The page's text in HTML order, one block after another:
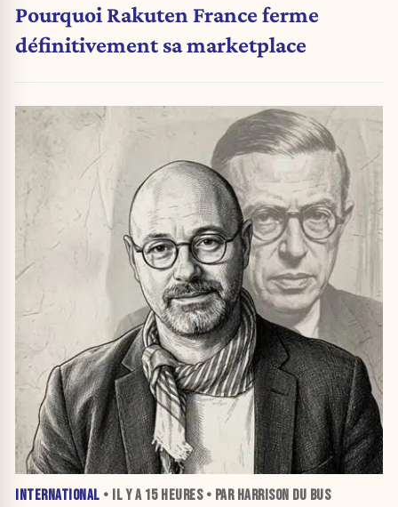
Pourquoi Rakuten France ferme
définitivement sa marketplace
INTERNATIONAL • IL Y A 15 HEURES• PAR HARRISON DU BUS